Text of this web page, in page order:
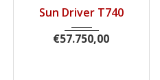
39241
Sun Driver T740
€57.750,00